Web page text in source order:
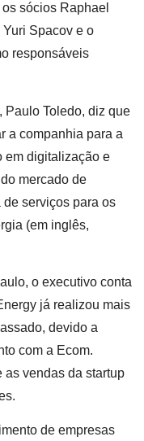
sócios Raphael
Spacov e o
responsáveis
Paulo Toledo, diz que
a companhia para a
em digitalização e
mercado de
serviços para os
(em inglês,
o executivo conta
já realizou mais
devido a
com a Ecom.
as vendas da startup
de empresas